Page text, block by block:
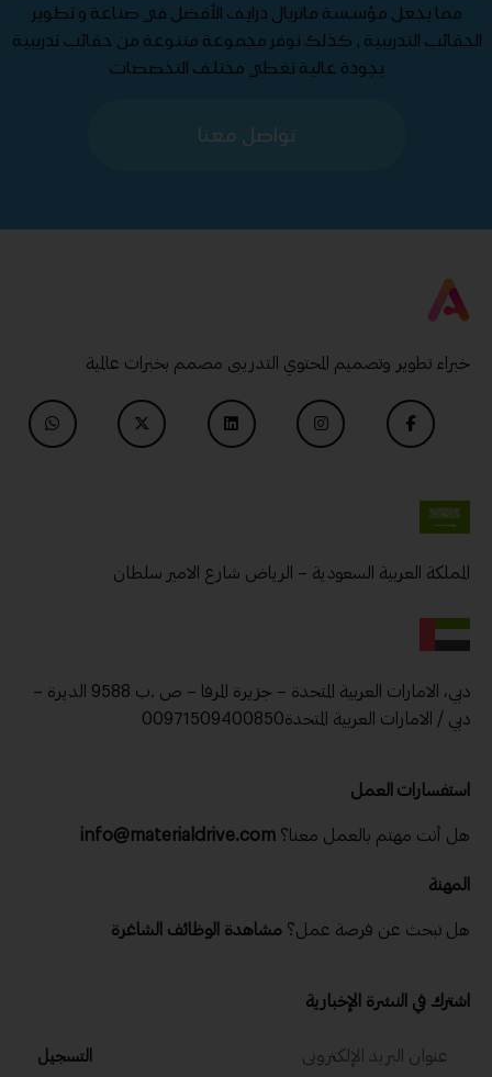
مما يجعل مؤسسة ماتريال درايف الأفضل في صناعة و تطوير
الحقائب التدريبية , كذلك نوفر مجموعة متنوعة من حقائب تدريبية
بجودة عالية تغطي مختلف التخصصات
تواصل معنا
خبراء تطوير وتصميم المحتوي التدريبى مصمم بخبرات عالمية
المملكة العربية السعودية – الرياض شارع الامير سلطان
دبي، الامارات العربية المتحدة – جزيرة المرفا – ص .ب 9588 الديرة –
دبي / الامارات العربية المتحدة00971509400850
استفسارات العمل
هل أنت مهتم بالعمل معنا؟ info@materialdrive.com
المهنة
هل تبحث عن فرصة عمل؟ مشاهدة الوظائف الشاغرة
اشترك في النشرة الإخبارية
التسجيل